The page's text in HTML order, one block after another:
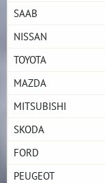
SAAB
NISSAN
TOYOTA
MAZDA
MITSUBISHI
SKODA
FORD
PEUGEOT